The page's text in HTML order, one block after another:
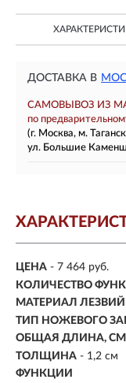
ДОСТАВКА В
САМОВЫВОЗ ИЗ
по
(г. Москва, м.
ул. Большие
ЦЕНА - 7 464 руб.
КОЛИЧЕСТВО
МАТЕРИАЛ ЛЕЗВИЙ
ТИП НОЖЕВОГО
ОБЩАЯ ДЛИНА, СМ
ТОЛЩИНА - 1,2 см
ФУНКЦИИ